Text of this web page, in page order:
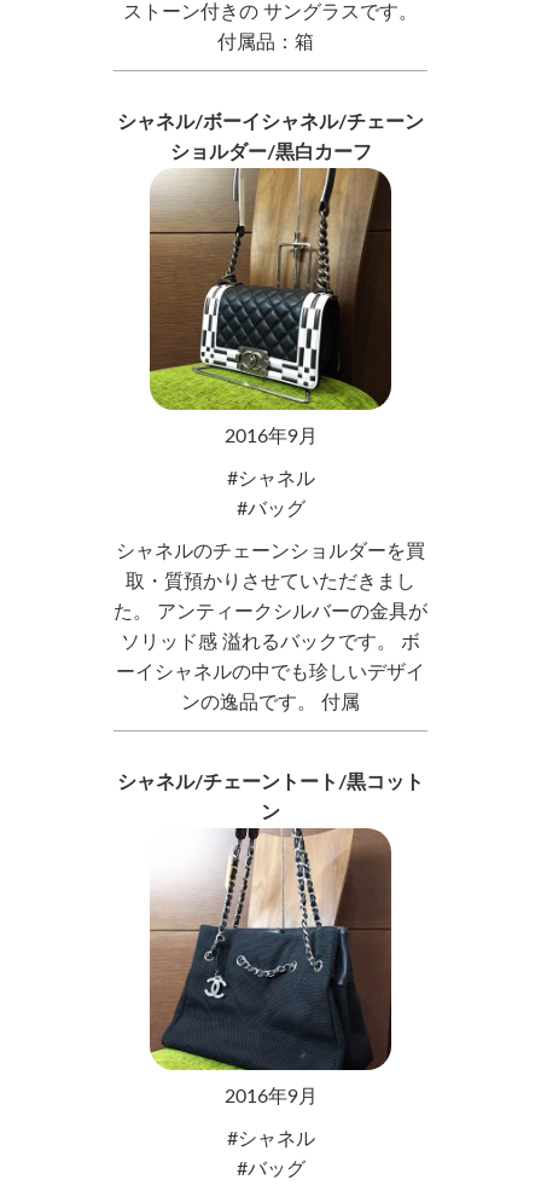
ストーン付きの サングラスです。
付属品：箱
シャネル/ボーイシャネル/チェーン
ショルダー/黒白カーフ
2016年9月
シャネル
バッグ
シャネルのチェーンショルダーを買
取・質預かりさせていただきまし
た。 アンティークシルバーの金具が
ソリッド感 溢れるバックです。 ボ
ーイシャネルの中でも珍しいデザイ
ンの逸品です。 付属
シャネル/チェーントート/黒コット
ン
2016年9月
シャネル
バッグ